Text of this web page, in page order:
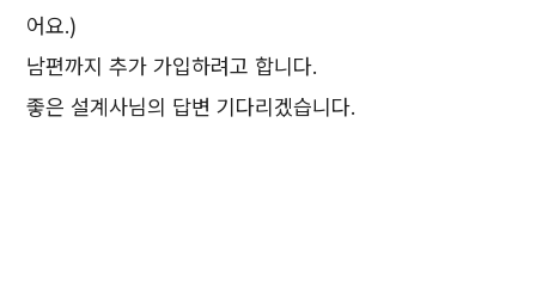
어요.)
남편까지 추가 가입하려고 합니다.
좋은 설계사님의 답변 기다리겠습니다.